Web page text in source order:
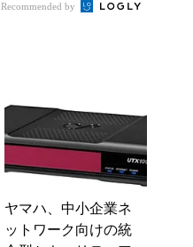
Recommended by
ヤマハ、中小企業ネ
ットワーク向けの統